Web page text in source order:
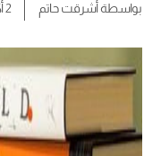
بواسطةأشرقت حاتم 2 أكتوبر، 2024